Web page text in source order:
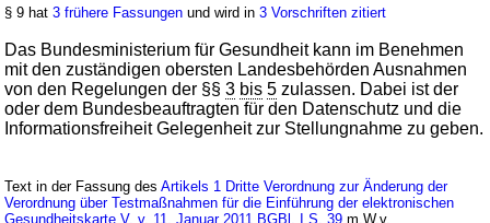
neugefasst durch B. v. 23.09.2009BGBl. I S. 3162; aufgehoben durch
V. v. 17.05.2018
Geltung ab 09.11.2005; FNA: 860-5-35Sozialgesetzbuch
12 weitere Fassungen
| wird in 14 Vorschriften zitiert
§ 9 hat3 frühere Fassungen und wird in3 Vorschriften zitiert
Das Bundesministerium für Gesundheit kann im Benehmen
mit den zuständigen obersten Landesbehörden Ausnahmen
von den Regelungen der §§3 bis 5 zulassen. Dabei ist der
oder dem Bundesbeauftragten für den Datenschutz und die
Informationsfreiheit Gelegenheit zur Stellungnahme zu geben.
Text in der Fassung desArtikels 1 Dritte Verordnung zur Änderung der
Verordnung über Testmaßnahmen für die Einführung der elektronischen
Gesundheitskarte V. v. 11. Januar 2011 BGBl. I S. 39 m.W.v.